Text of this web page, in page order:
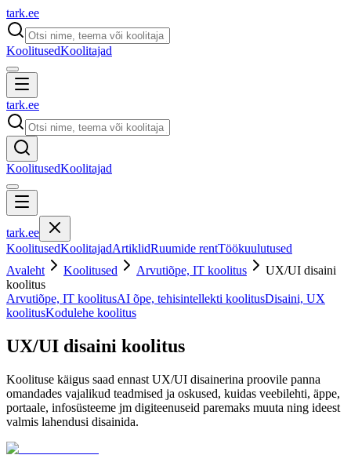
tark.ee
KoolitusedKoolitajad
tark.ee
KoolitusedKoolitajad
tark.ee
KoolitusedKoolitajadArtiklidRuumide rentTöökuulutused
Avaleht
Koolitused Arvutiõpe, IT koolitus
UX/UI disaini
koolitus
Arvutiõpe, IT koolitusAI õpe, tehisintellekti koolitusDisaini, UX
koolitusKodulehe koolitus
UX/UI disaini koolitus
Koolituse käigus saad ennast UX/UI disainerina proovile panna
omandades vajalikud teadmised ja oskused, kuidas veebilehti, äppe,
portaale, infosüsteeme jm digiteenuseid paremaks muuta ning ideest
valmis lahendusi disainida.